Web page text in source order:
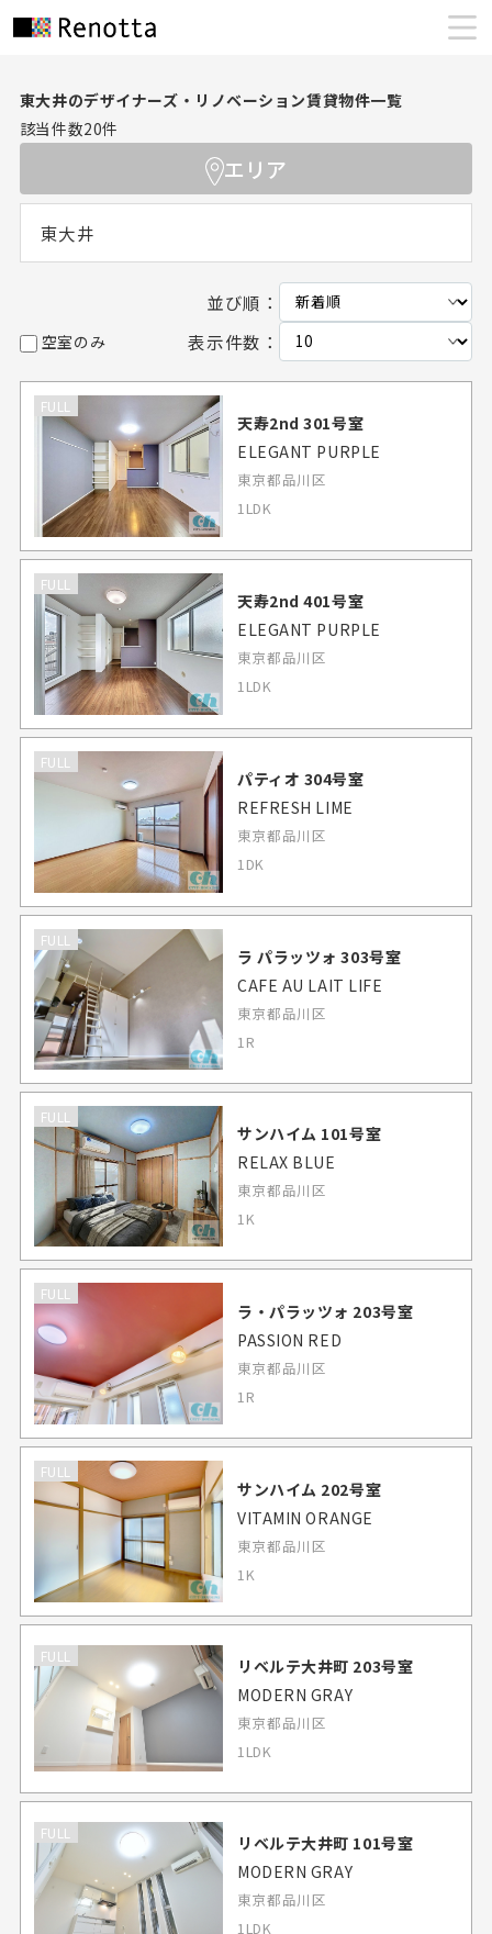
東大井のデザイナーズ・リノベーション賃貸物件一覧
該当件数20件
エリア
東大井
並び順：
空室のみ 表示件数：
FULL
天寿2nd 301号室
ELEGANT PURPLE
東京都品川区
1LDK
FULL
天寿2nd 401号室
ELEGANT PURPLE
東京都品川区
1LDK
FULL
パティオ 304号室
REFRESH LIME
東京都品川区
1DK
FULL
ラ パラッツォ 303号室
CAFE AU LAIT LIFE
東京都品川区
1R
FULL
サンハイム 101号室
RELAX BLUE
東京都品川区
1K
FULL
ラ・パラッツォ 203号室
PASSION RED
東京都品川区
1R
FULL
サンハイム 202号室
VITAMIN ORANGE
東京都品川区
1K
FULL
リベルテ大井町 203号室
MODERN GRAY
東京都品川区
1LDK
FULL
リベルテ大井町 101号室
MODERN GRAY
東京都品川区
1LDK